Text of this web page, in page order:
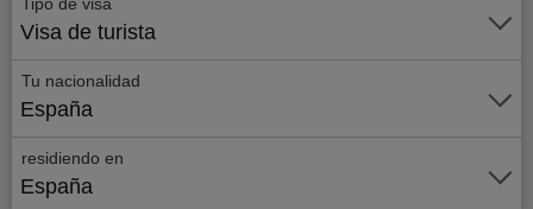
Visa de turista
Tu nacionalidad
España
residiendo en
España